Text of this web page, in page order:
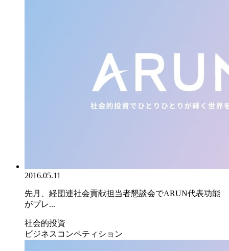
2016.05.11
先月、経団連社会貢献担当者懇談会でARUN代表功能
がプレ...
社会的投資
ビジネスコンペティション